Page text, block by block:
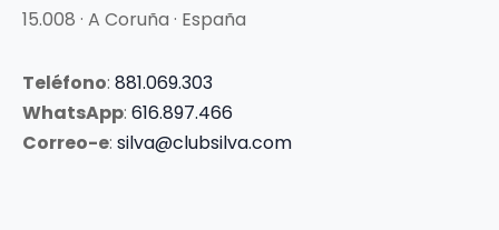
15.008 · A Coruña · España
Teléfono: 881.069.303
WhatsApp: 616.897.466
Correo-e: silva@clubsilva.com